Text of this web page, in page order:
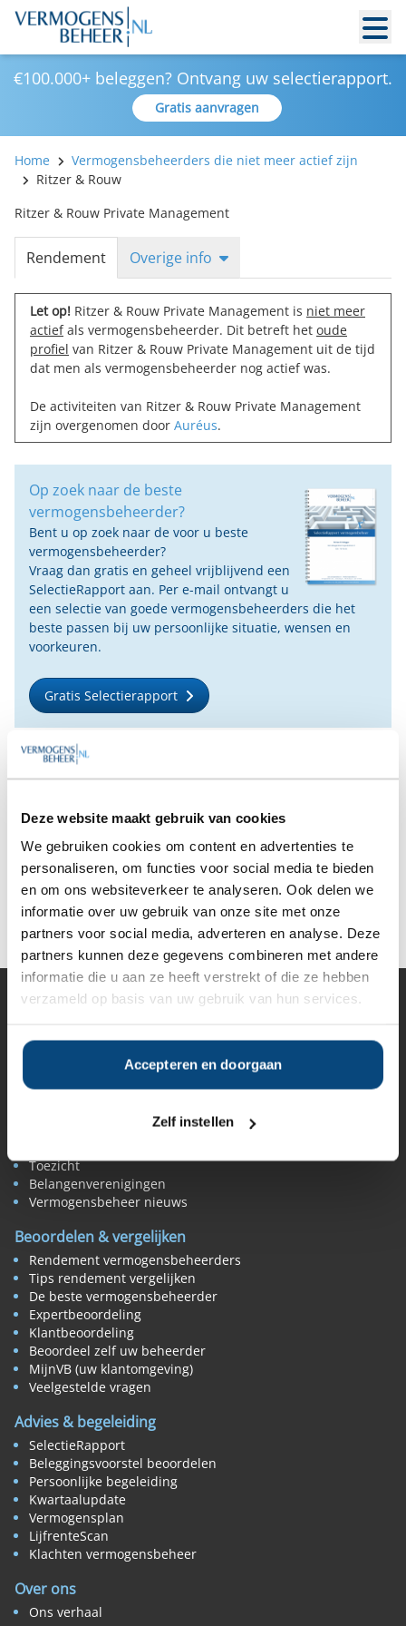
Deze website maakt gebruik van cookies
We gebruiken cookies om content en advertenties te
personaliseren, om functies voor social media te bieden
en om ons websiteverkeer te analyseren. Ook delen we
informatie over uw gebruik van onze site met onze
partners voor social media, adverteren en analyse. Deze
partners kunnen deze gegevens combineren met andere
informatie die u aan ze heeft verstrekt of die ze hebben
verzameld op basis van uw gebruik van hun services.
Accepteren en doorgaan
Zelf instellen
€100.000+ beleggen? Ontvang uw selectierapport.
Gratis aanvragen
Home
Vermogensbeheerders die niet meer actief zijn
Ritzer & Rouw
Ritzer & Rouw Private Management
Rendement Overige info
Let op! Ritzer & Rouw Private Management is niet meer
actiefals vermogensbeheerder. Dit betreft het oude
profiel van Ritzer & Rouw Private Management uit de tijd
dat men als vermogensbeheerder nog actief was.
De activiteiten van Ritzer & Rouw Private Management
zijn overgenomen door Auréus.
Op zoek naar de beste
vermogensbeheerder?
Bent u op zoek naar de voor u beste
vermogensbeheerder?
Vraag dan gratis en geheel vrijblijvend een
SelectieRapport aan. Per e-mail ontvangt u
een selectie van goede vermogensbeheerders die het
beste passen bij uw persoonlijke situatie, wensen en
voorkeuren.
Gratis Selectierapport
Anderen bekeken ook:
Vanaf
Vanaf
Vanaf €100
Deel op Facebook
Deel op X
Deel op LinkedIn
Alle vermogensbeheerders in Nederland
Vermogensbeheerders per regio
Zelfstandige vermogensbeheerders
Toezicht
Belangenverenigingen
Vermogensbeheer nieuws
Beoordelen & vergelijken
Rendement vermogensbeheerders
Tips rendement vergelijken
De beste vermogensbeheerder
Expertbeoordeling
Klantbeoordeling
Beoordeel zelf uw beheerder
MijnVB (uw klantomgeving)
Veelgestelde vragen
Advies & begeleiding
SelectieRapport
Beleggingsvoorstel beoordelen
Persoonlijke begeleiding
Kwartaalupdate
Vermogensplan
LijfrenteScan
Klachten vermogensbeheer
Over ons
Ons verhaal